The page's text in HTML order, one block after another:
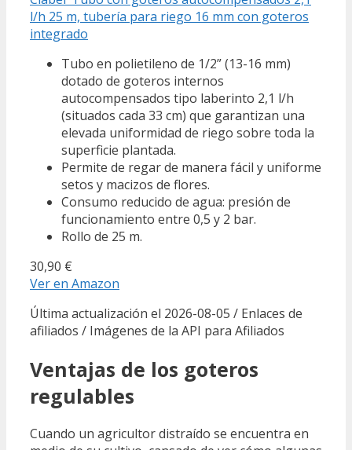
l/h 25 m, tubería para riego 16 mm con goteros
integrado
Tubo en polietileno de 1/2” (13-16 mm)
dotado de goteros internos
autocompensados tipo laberinto 2,1 l/h
(situados cada 33 cm) que garantizan una
elevada uniformidad de riego sobre toda la
superficie plantada.
Permite de regar de manera fácil y uniforme
setos y macizos de flores.
Consumo reducido de agua: presión de
funcionamiento entre 0,5 y 2 bar.
Rollo de 25 m.
30,90 €
Ver en Amazon
Última actualización el 2026-08-05 / Enlaces de
afiliados / Imágenes de la API para Afiliados
Ventajas de los goteros
regulables
Cuando un agricultor distraído se encuentra en